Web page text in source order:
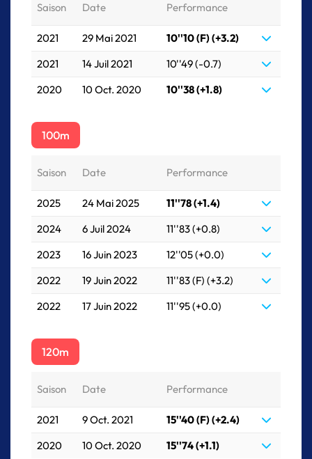
Saison Date Performance
2021 29 Mai 2021
10''10 (F) (+3.2)
2021
14 Juil 2021
10''49 (-0.7)
2020
10 Oct. 2020 10''38 (+1.8)
100m
Saison Date Performance
2025 24 Mai 2025
11''78 (+1.4)
2024
6 Juil 2024
11''83 (+0.8)
2023
16 Juin 2023
12''05 (+0.0)
2022
19 Juin 2022
11''83 (F) (+3.2)
2022
17 Juin 2022 11''95 (+0.0)
120m
Saison Date Performance
2021 9 Oct. 2021
15''40 (F) (+2.4)
2020
10 Oct. 2020 15''74 (+1.1)